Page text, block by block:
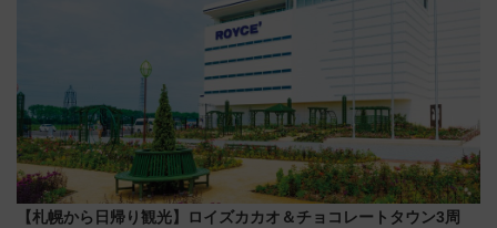
【札幌から日帰り観光】ロイズカカオ＆チョコレートタウン3周